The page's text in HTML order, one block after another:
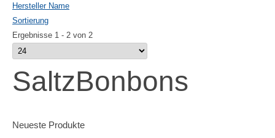
Hersteller Name
Sortierung
Ergebnisse 1 - 2 von 2
SaltzBonbons
Neueste Produkte